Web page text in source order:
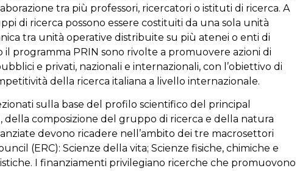
tra più professori, ricercatori o istituti di ricerca. A
di ricerca possono essere costituiti da una sola unità
tra unità operative distribuite su più atenei o enti di
programma PRIN sono rivolte a promuovere azioni di
e privati, nazionali e internazionali, con l’obiettivo di
della ricerca italiana a livello internazionale.
sulla base del profilo scientifico del principal
della composizione del gruppo di ricerca e della natura
devono ricadere nell’ambito dei tre macrosettori
(ERC): Scienze della vita; Scienze fisiche, chimiche e
I finanziamenti privilegiano ricerche che promuovono